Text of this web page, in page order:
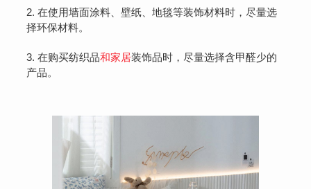
2. 在使用墙面涂料、壁纸、地毯等装饰材料时，尽量选
择环保材料。
3. 在购买纺织品和家居装饰品时，尽量选择含甲醛少的
产品。